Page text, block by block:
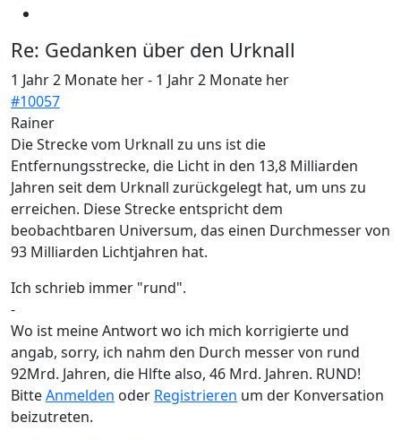
Re: Gedanken über den Urknall
1 Jahr 2 Monate her- 1 Jahr 2 Monate her
#10057
Rainer
Die Strecke vom Urknall zu uns ist die
Entfernungsstrecke, die Licht in den 13,8 Milliarden
Jahren seit dem Urknall zurückgelegt hat, um uns zu
erreichen. Diese Strecke entspricht dem
beobachtbaren Universum, das einen Durchmesser von
93 Milliarden Lichtjahren hat.
Ich schrieb immer "rund".
-
Wo ist meine Antwort wo ich mich korrigierte und
angab, sorry, ich nahm den Durch messer von rund
92Mrd. Jahren, die Hlfte also, 46 Mrd. Jahren. RUND!
BitteAnmelden oder Registrieren um der Konversation
beizutreten.